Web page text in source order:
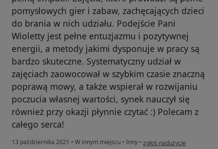
pomysłowych gier i zabaw, zachęcających dzieci
do brania w nich udziału. Podejście Pani
Wioletty jest pełne entuzjazmu i pozytywnej
energii, a metody jakimi dysponuje w pracy są
bardzo skuteczne. Systematyczny udział w
zajęciach zaowocował w szybkim czasie znaczną
poprawą mowy, a także wspierał w rozwijaniu
poczucia własnej wartości, synek nauczył się
również przy okazji płynnie czytać :) Polecam z
całego serca!
13 października 2021 • W innym miejscu • Inny • w opinii użytkownika
zgłoś nadużycie